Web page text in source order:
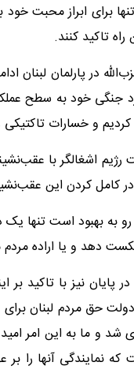
برای ابراز محبت خود
تاکید کنند.
در پارلمان لبنان
جنگی خود به سطح
و خسارات تاکتیکی
رژیم اشغالگر با
کردن این
به بهبود است
و یا اراده مردم ما
پایان نیز با تاکید
حق مردم لبنان
شد و ما به این امر
نمایندگی آنها را